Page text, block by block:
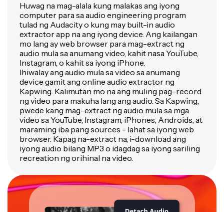
Huwag na mag-alala kung malakas ang iyong
computer para sa audio engineering program
tulad ng Audacity o kung may built-in audio
extractor app na ang iyong device. Ang kailangan
mo lang ay web browser para mag-extract ng
audio mula sa anumang video, kahit nasa YouTube,
Instagram, o kahit sa iyong iPhone.
Ihiwalay ang audio mula sa video sa anumang
device gamit ang online audio extractor ng
Kapwing. Kalimutan mo na ang muling pag-record
ng video para makuha lang ang audio. Sa Kapwing,
pwede kang mag-extract ng audio mula sa mga
video sa YouTube, Instagram, iPhones, Androids, at
maraming iba pang sources - lahat sa iyong web
browser. Kapag na-extract na, i-download ang
iyong audio bilang MP3 o idagdag sa iyong sariling
recreation ng orihinal na video.